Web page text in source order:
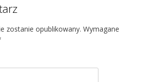
zostanie opublikowany. Wymagane